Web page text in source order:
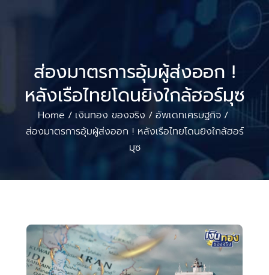
ส่องมาตรการอุ้มผู้ส่งออก !
หลังเรือไทยโดนยิงใกล้ฮอร์มุซ
Home / เงินทอง ของจริง / อัพเดทเศรษฐกิจ /
ส่องมาตรการอุ้มผู้ส่งออก ! หลังเรือไทยโดนยิงใกล้ฮอร์
มุซ